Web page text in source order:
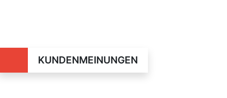
KUNDENMEINUNGEN